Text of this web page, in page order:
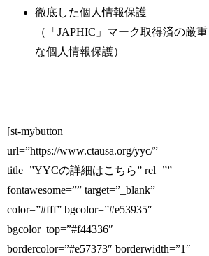
徹底した個人情報保護
（「JAPHIC」マーク取得済の厳重
な個人情報保護）
[st-mybutton
url=”https://www.ctausa.org/yyc/”
title=”YYCの詳細はこちら” rel=””
fontawesome=”” target=”_blank”
color=”#fff” bgcolor=”#e53935″
bgcolor_top=”#f44336″
bordercolor=”#e57373″ borderwidth=”1″